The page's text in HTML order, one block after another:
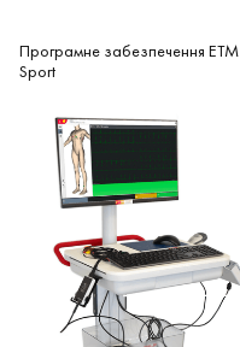
Програмне забезпечення ETM
Sport